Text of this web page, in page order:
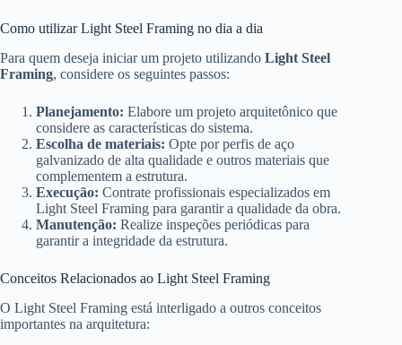
Como utilizar Light Steel Framing no dia a dia
Para quem deseja iniciar um projeto utilizando Light Steel
Framing, considere os seguintes passos:
Planejamento: Elabore um projeto arquitetônico que
considere as características do sistema.
Escolha de materiais: Opte por perfis de aço
galvanizado de alta qualidade e outros materiais que
complementem a estrutura.
Execução: Contrate profissionais especializados em
Light Steel Framing para garantir a qualidade da obra.
Manutenção: Realize inspeções periódicas para
garantir a integridade da estrutura.
Conceitos Relacionados ao Light Steel Framing
O Light Steel Framing está interligado a outros conceitos
importantes na arquitetura: